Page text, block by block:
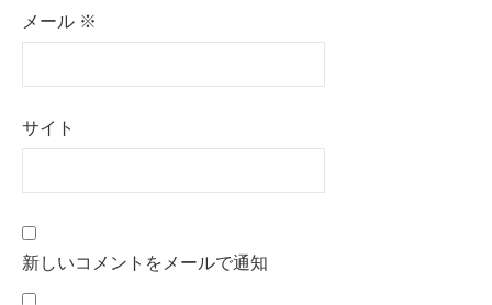
メール ※
サイト
新しいコメントをメールで通知